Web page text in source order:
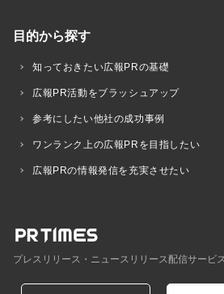
目的から探す
知っておきたい広報PRの基礎
広報PR活動をブラッシュアップ
参考にしたい他社の成功事例
ワンランク上の広報PRを目指したい
広報PRの情報発信を充実させたい
プレスリリース・ニュースリリース配信サービ